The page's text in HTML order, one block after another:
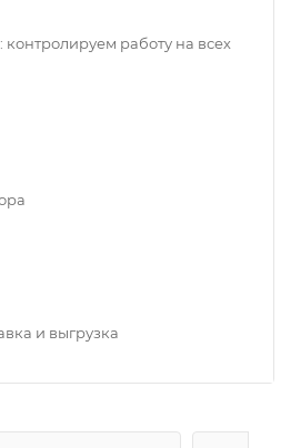
контролируем работу на всех
и выгрузка